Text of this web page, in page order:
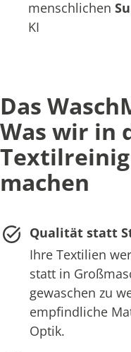
menschlichen
KI
Das
Was wir in
machen
Qualität statt
Ihre Textilien
statt in
gewaschen zu
empfindliche
Optik.